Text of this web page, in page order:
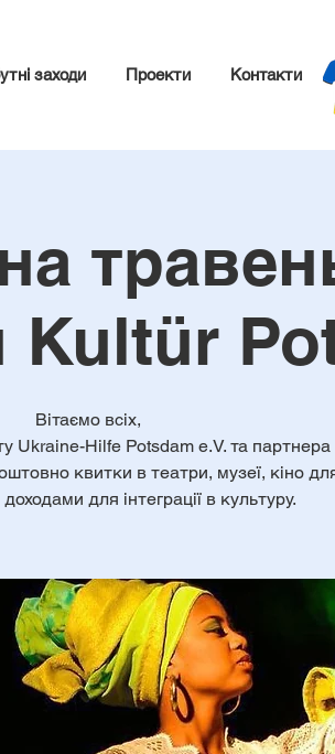
заходи Проекти Контакти
Kultür
Вітаємо всіх,
Ukraine-Hilfe Potsdam e.V. та
квитки в театри, музеї, кіно
для інтеграції в культуру.